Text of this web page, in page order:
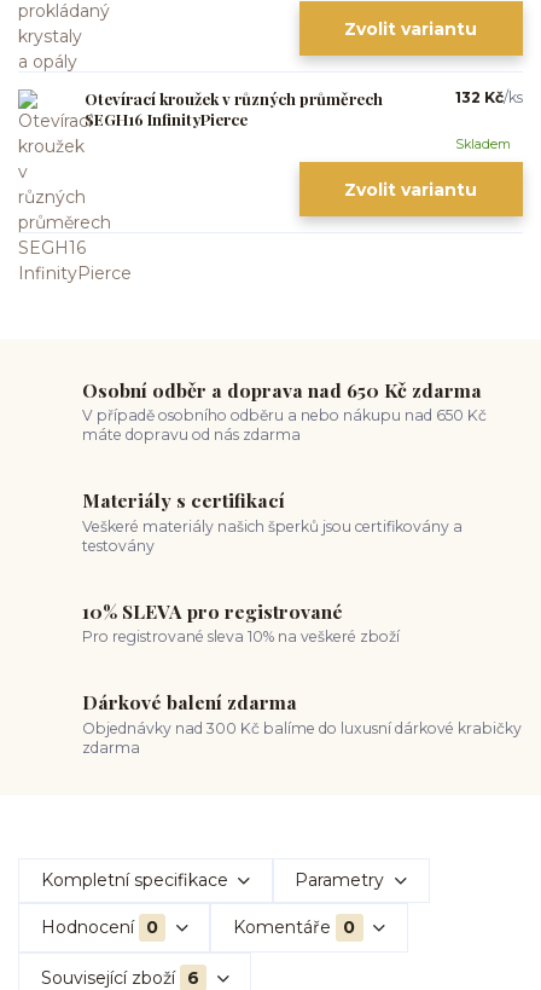
Zvolit variantu
Otevírací kroužek v různých průměrech
SEGH16 InfinityPierce
132 Kč/ks
Skladem
Zvolit variantu
Osobní odběr a doprava nad 650 Kč zdarma
V případě osobního odběru a nebo nákupu nad 650 Kč
máte dopravu od nás zdarma
Materiály s certifikací
Veškeré materiály našich šperků jsou certifikovány a
testovány
10% SLEVA pro registrované
Pro registrované sleva 10% na veškeré zboží
Dárkové balení zdarma
Objednávky nad 300 Kč balíme do luxusní dárkové krabičky
zdarma
Kompletní specifikace Parametry
Hodnocení 0 Komentáře 0
Související zboží 6